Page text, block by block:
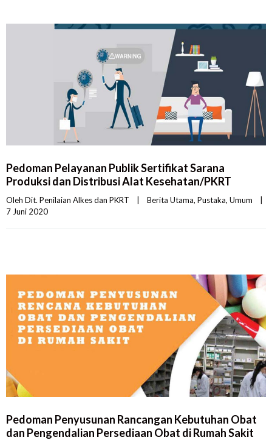
Pedoman Pelayanan Publik Sertifikat Sarana
Produksi dan Distribusi Alat Kesehatan/PKRT
Oleh Dit. Penilaian Alkes dan PKRT Berita Utama, Pustaka, Umum
7 Juni 2020
Pedoman Penyusunan Rancangan Kebutuhan Obat
dan Pengendalian Persediaan Obat di Rumah Sakit